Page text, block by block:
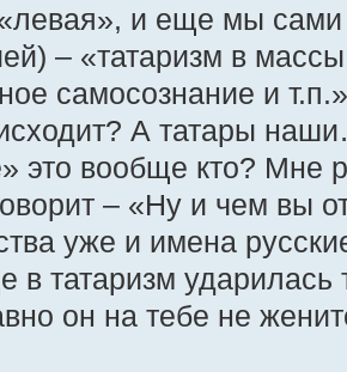
и еще мы сами
– «татаризм в
самосознание и
А татары
это вообще кто? Мне
– «Ну и чем вы
уже и имена
в татаризм
он на тебе не